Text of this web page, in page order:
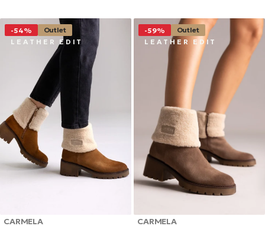
CARMELA
-54%
Outlet
L E A T H E R E D I T
CARMELA
-59%
Outlet
L E A T H E R E D I T